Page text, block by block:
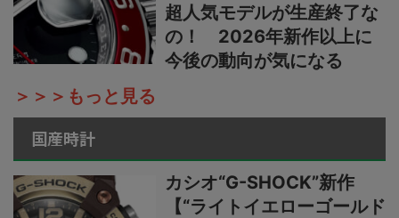
超人気モデルが生産終了な
の！ 2026年新作以上に
今後の動向が気になる
＞＞＞もっと見る
国産時計
カシオ“G-SHOCK”新作
【“ライトイエローゴールド